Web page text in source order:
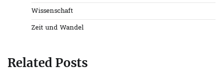
Wissenschaft
Zeit und Wandel
Related Posts